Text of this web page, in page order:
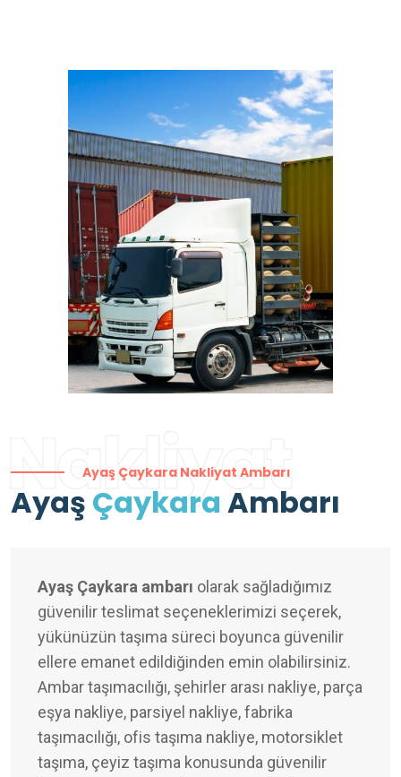
Nakliyat
Ayaş Çaykara Nakliyat Ambarı
Ayaş Çaykara Ambarı
Ayaş Çaykara ambarı olarak sağladığımız
güvenilir teslimat seçeneklerimizi seçerek,
yükünüzün taşıma süreci boyunca güvenilir
ellere emanet edildiğinden emin olabilirsiniz.
Ambar taşımacılığı, şehirler arası nakliye, parça
eşya nakliye, parsiyel nakliye, fabrika
taşımacılığı, ofis taşıma nakliye, motorsiklet
taşıma, çeyiz taşıma konusunda güvenilir